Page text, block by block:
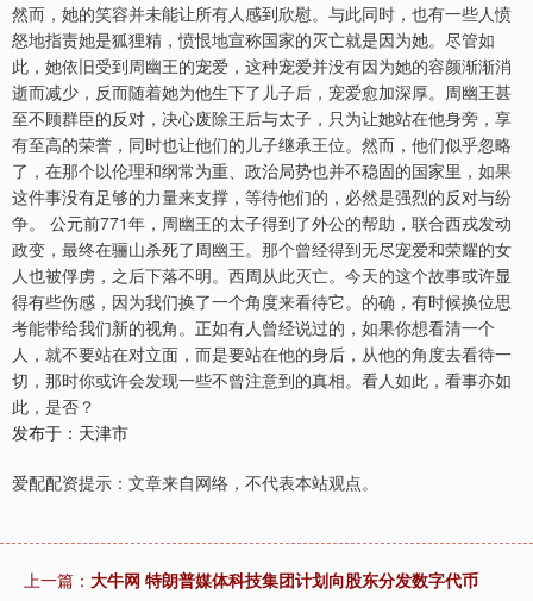
然而，她的笑容并未能让所有人感到欣慰。与此同时，也有一些人愤
怒地指责她是狐狸精，愤恨地宣称国家的灭亡就是因为她。尽管如
此，她依旧受到周幽王的宠爱，这种宠爱并没有因为她的容颜渐渐消
逝而减少，反而随着她为他生下了儿子后，宠爱愈加深厚。周幽王甚
至不顾群臣的反对，决心废除王后与太子，只为让她站在他身旁，享
有至高的荣誉，同时也让他们的儿子继承王位。然而，他们似乎忽略
了，在那个以伦理和纲常为重、政治局势也并不稳固的国家里，如果
这件事没有足够的力量来支撑，等待他们的，必然是强烈的反对与纷
争。 公元前771年，周幽王的太子得到了外公的帮助，联合西戎发动
政变，最终在骊山杀死了周幽王。那个曾经得到无尽宠爱和荣耀的女
人也被俘虏，之后下落不明。西周从此灭亡。今天的这个故事或许显
得有些伤感，因为我们换了一个角度来看待它。的确，有时候换位思
考能带给我们新的视角。正如有人曾经说过的，如果你想看清一个
人，就不要站在对立面，而是要站在他的身后，从他的角度去看待一
切，那时你或许会发现一些不曾注意到的真相。看人如此，看事亦如
此，是否？
发布于：天津市
爱配配资提示：文章来自网络，不代表本站观点。
上一篇： 大牛网 特朗普媒体科技集团计划向股东分发数字代币